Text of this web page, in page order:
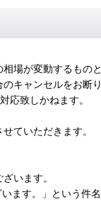
場が変動するものと
キャンセルをお断
応致しかねます。
ていただきます。
います。
す。」という件